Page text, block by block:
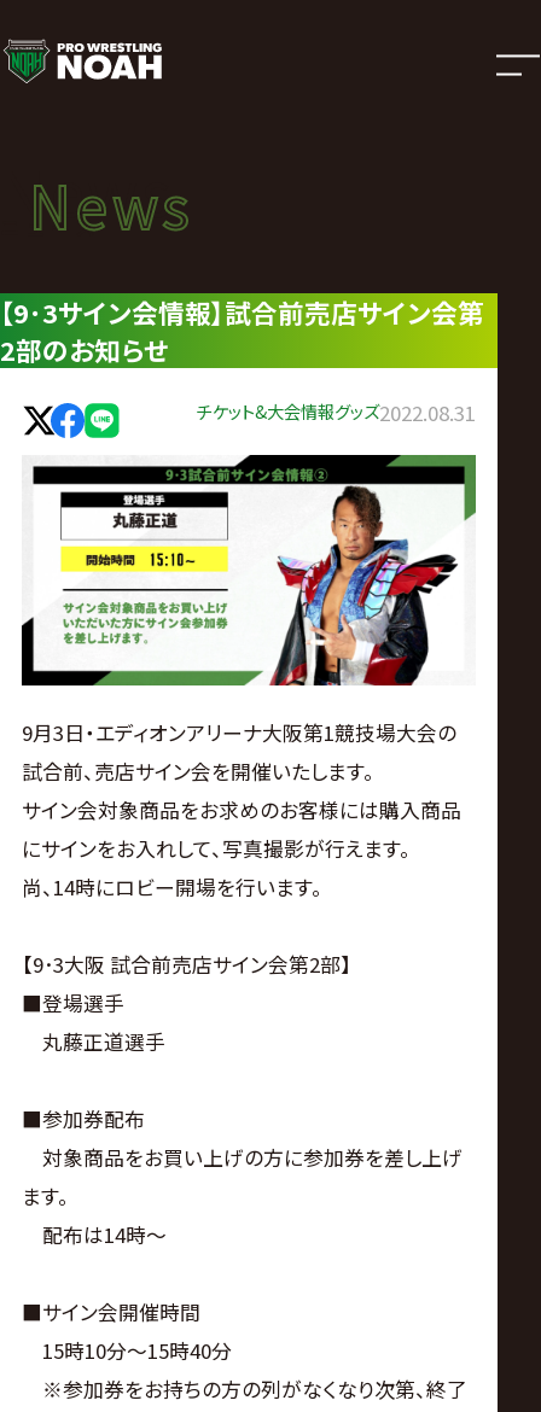
ニ
ュ
ー
ス
|
プ
ロ
レ
リ
ン
グ・
ノ
ア
公
式
サ
ト
News
ニュース
News
【9･3サイン会情報】試合前売店サイン会第
2部のお知らせ
チケット&大会情報グッズ2022.08.31
9月3日・エディオンアリーナ大阪第1競技場大会の
試合前、売店サイン会を開催いたします。
サイン会対象商品をお求めのお客様には購入商品
にサインをお入れして、写真撮影が行えます。
尚、14時にロビー開場を行います。
【9･3大阪 試合前売店サイン会第2部】
■登場選手
丸藤正道選手
■参加券配布
対象商品をお買い上げの方に参加券を差し上げ
ます。
配布は14時～
■サイン会開催時間
15時10分～15時40分
※参加券をお持ちの方の列がなくなり次第、終了